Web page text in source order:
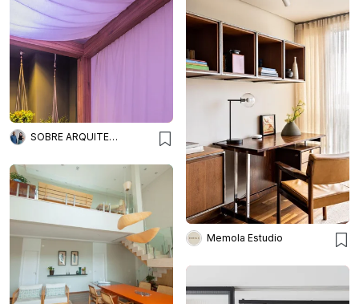
SOBRE ARQUITETURA
Memola Estudio